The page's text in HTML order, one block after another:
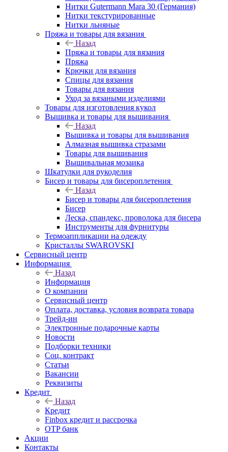
Нитки Gutermann Mara 30 (Германия)
Нитки текстурированные
Нитки льняные
Пряжа и товары для вязания
Назад
Пряжа и товары для вязания
Пряжа
Крючки для вязания
Спицы для вязания
Товары для вязания
Уход за вязаными изделиями
Товары для изготовления кукол
Вышивка и товары для вышивания
Назад
Вышивка и товары для вышивания
Алмазная вышивка стразами
Товары для вышивания
Вышивальная мозаика
Шкатулки для рукоделия
Бисер и товары для бисероплетения
Назад
Бисер и товары для бисероплетения
Бисер
Леска, спандекс, проволока для бисера
Инструменты для фурнитуры
Термоаппликации на одежду
Кристаллы SWAROVSKI
Сервисный центр
Информация
Назад
Информация
О компании
Сервисный центр
Оплата, доставка, условия возврата товара
Трейд-ин
Электронные подарочные карты
Новости
Подборки техники
Соц. контракт
Статьи
Вакансии
Реквизиты
Кредит
Назад
Кредит
Finbox кредит и рассрочка
OTP банк
Акции
Контакты